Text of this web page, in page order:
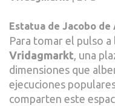
Estatua de Jacobo
Para tomar el pulso
Vridagmarkt , una
dimensiones que
ejecuciones
comparten este